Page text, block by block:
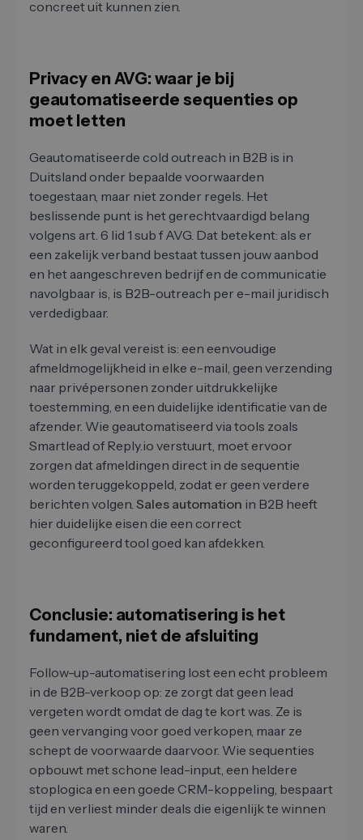
concreet uit kunnen zien.
Privacy en AVG: waar je bij
geautomatiseerde sequenties op
moet letten
Geautomatiseerde cold outreach in B2B is in
Duitsland onder bepaalde voorwaarden
toegestaan, maar niet zonder regels. Het
beslissende punt is het gerechtvaardigd belang
volgens art. 6 lid 1 sub f AVG. Dat betekent: als er
een zakelijk verband bestaat tussen jouw aanbod
en het aangeschreven bedrijf en de communicatie
navolgbaar is, is B2B-outreach per e-mail juridisch
verdedigbaar.
Wat in elk geval vereist is: een eenvoudige
afmeldmogelijkheid in elke e-mail, geen verzending
naar privépersonen zonder uitdrukkelijke
toestemming, en een duidelijke identificatie van de
afzender. Wie geautomatiseerd via tools zoals
Smartlead of Reply.io verstuurt, moet ervoor
zorgen dat afmeldingen direct in de sequentie
worden teruggekoppeld, zodat er geen verdere
berichten volgen. Sales automation in B2B heeft
hier duidelijke eisen die een correct
geconfigureerd tool goed kan afdekken.
Conclusie: automatisering is het
fundament, niet de afsluiting
Follow-up-automatisering lost een echt probleem
in de B2B-verkoop op: ze zorgt dat geen lead
vergeten wordt omdat de dag te kort was. Ze is
geen vervanging voor goed verkopen, maar ze
schept de voorwaarde daarvoor. Wie sequenties
opbouwt met schone lead-input, een heldere
stoplogica en een goede CRM-koppeling, bespaart
tijd en verliest minder deals die eigenlijk te winnen
waren.